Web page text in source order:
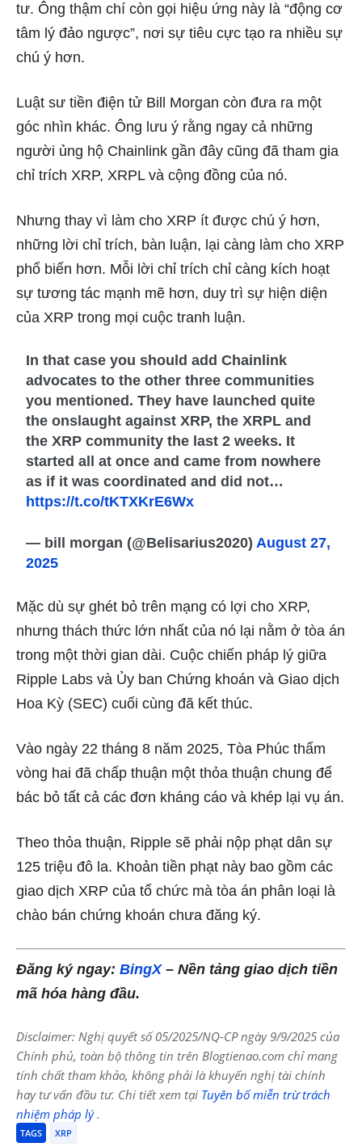
tư. Ông thậm chí còn gọi hiệu ứng này là “động cơ
tâm lý đảo ngược”, nơi sự tiêu cực tạo ra nhiều sự
chú ý hơn.
Luật sư tiền điện tử Bill Morgan còn đưa ra một
góc nhìn khác. Ông lưu ý rằng ngay cả những
người ủng hộ Chainlink gần đây cũng đã tham gia
chỉ trích XRP, XRPL và cộng đồng của nó.
Nhưng thay vì làm cho XRP ít được chú ý hơn,
những lời chỉ trích, bàn luận, lại càng làm cho XRP
phổ biến hơn. Mỗi lời chỉ trích chỉ càng kích hoạt
sự tương tác mạnh mẽ hơn, duy trì sự hiện diện
của XRP trong mọi cuộc tranh luận.
In that case you should add Chainlink
advocates to the other three communities
you mentioned. They have launched quite
the onslaught against XRP, the XRPL and
the XRP community the last 2 weeks. It
started all at once and came from nowhere
as if it was coordinated and did not…
https://t.co/tKTXKrE6Wx
— bill morgan (@Belisarius2020)August 27,
2025
Mặc dù sự ghét bỏ trên mạng có lợi cho XRP,
nhưng thách thức lớn nhất của nó lại nằm ở tòa án
trong một thời gian dài. Cuộc chiến pháp lý giữa
Ripple Labs và Ủy ban Chứng khoán và Giao dịch
Hoa Kỳ (SEC) cuối cùng đã kết thúc.
Vào ngày 22 tháng 8 năm 2025, Tòa Phúc thẩm
vòng hai đã chấp thuận một thỏa thuận chung để
bác bỏ tất cả các đơn kháng cáo và khép lại vụ án.
Theo thỏa thuận, Ripple sẽ phải nộp phạt dân sự
125 triệu đô la. Khoản tiền phạt này bao gồm các
giao dịch XRP của tổ chức mà tòa án phân loại là
chào bán chứng khoán chưa đăng ký.
Đăng ký ngay: BingX– Nền tảng giao dịch tiền
mã hóa hàng đầu.
Disclaimer: Nghị quyết số 05/2025/NQ-CP ngày 9/9/2025 của
Chính phủ, toàn bộ thông tin trên Blogtienao.com chỉ mang
tính chất tham khảo, không phải là khuyến nghị tài chính
hay tư vấn đầu tư. Chi tiết xem tại Tuyên bố miễn trừ trách
nhiệm pháp lý.
TAGS XRP